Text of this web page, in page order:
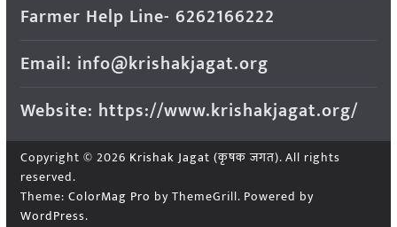
Farmer Help Line- 6262166222
Email: info@krishakjagat.org
Website: https://www.krishakjagat.org/
Copyright © 2026 Krishak Jagat (कृषक जगत). All rights
reserved.
Theme: ColorMag Pro by ThemeGrill. Powered by
WordPress.